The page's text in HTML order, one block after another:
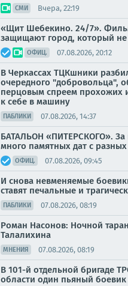
СМИ Вчера, 22:19
«Щит Шебекино. 24/7».
защищают город, который не
ОФИЦ. 07.08.2026, 20:12
В Черкассах ТЦКшники
очередного "добровольца",
перцовым спреем прохожих
к себе в машину
ПАБЛИКИ 07.08.2026, 14:37
БАТАЛЬОН «ПИТЕРСКОГО». За
много памятных дат с
ОФИЦ. 07.08.2026, 09:45
И снова невменяемые
ставят печальные и
ПАБЛИКИ 07.08.2026, 08:19
Роман Насонов: Ночной
Талалихина
МНЕНИЯ 07.08.2026, 08:19
В 101-й отдельной бригаде
области один пьяный боевик